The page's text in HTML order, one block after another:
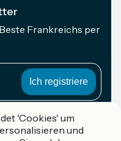
Beste Frankreichs per
France
'Cookies' um
und